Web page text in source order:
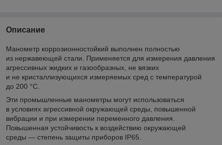
Описание
Манометр коррозионностойкий выполнен полностью
из нержавеющей стали. Применяется для измерения давления
агрессивных жидких и газообразных, не вязких
и не кристаллизующихся измеряемых сред с температурой
до 200 °C.
Эти промышленные манометры могут использоваться
в условиях агрессивной окружающей среды, повышенной
вибрации и при измерении переменного давления.
Повышенная устойчивость к воздействию окружающей
среды — степень защиты приборов IP65.